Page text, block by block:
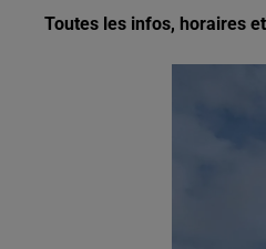
Toutes les infos, horaires